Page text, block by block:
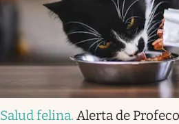
Salud felina. Alerta de